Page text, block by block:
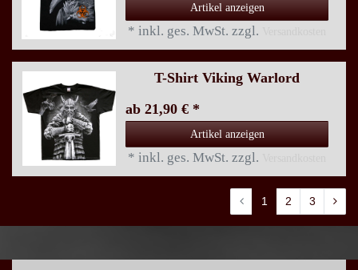
Artikel anzeigen
* inkl. ges. MwSt. zzgl.
T-Shirt Viking Warlord
ab 21,90 € *
Artikel anzeigen
* inkl. ges. MwSt. zzgl.
1 2 3